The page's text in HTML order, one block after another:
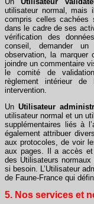
utilisateur normal, mais
compris celles
dans le cadre de ses
vérification des
conseil, demander un
observation, la marquer
joindre un commentaire
le comité de
règlement intérieur
intervention.
UnUtilisateur
utilisateur normal et un
supplémentaires liés à
également attribuer
aux protocoles, de voir
aux pages. Il a accès et
des Utilisateurs
si besoin. L’Utilisateur
de Faune-France qui
5. Nos services et